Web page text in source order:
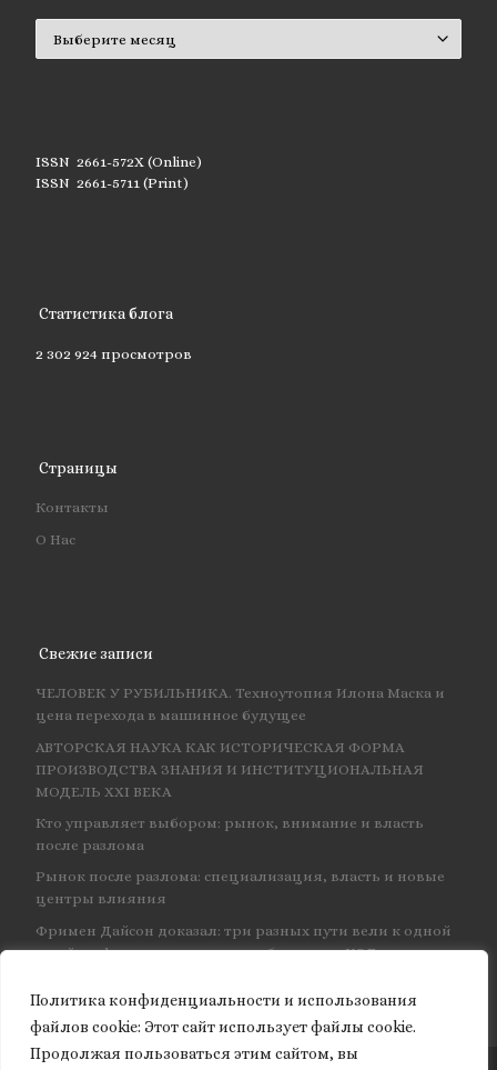
Политика конфиденциальности и использования
файлов сookie: Этот сайт использует файлы cookie.
Продолжая пользоваться этим сайтом, вы
ISSN 2661-572X (Online)
ISSN 2661-5711 (Print)
Статистика блога
2 302 924 просмотров
Страницы
Контакты
О Нас
Свежие записи
ЧЕЛОВЕК У РУБИЛЬНИКА. Техноутопия Илона Маска и
цена перехода в машинное будущее
АВТОРСКАЯ НАУКА КАК ИСТОРИЧЕСКАЯ ФОРМА
ПРОИЗВОДСТВА ЗНАНИЯ И ИНСТИТУЦИОНАЛЬНАЯ
МОДЕЛЬ XXI ВЕКА
Кто управляет выбором: рынок, внимание и власть
после разлома
Рынок после разлома: специализация, власть и новые
центры влияния
Фримен Дайсон доказал: три разных пути вели к одной
и той же физике — и навсегда объединил КЭД